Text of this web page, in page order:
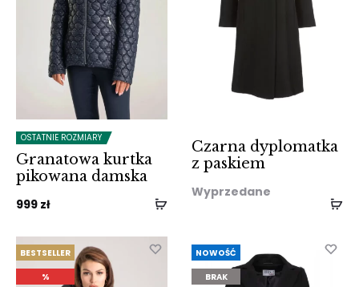
OSTATNIE ROZMIARY
Granatowa kurtka
pikowana damska
999 zł
Czarna dyplomatka
z paskiem
Wyprzedane
BESTSELLER
%
NOWOŚĆ
BRAK